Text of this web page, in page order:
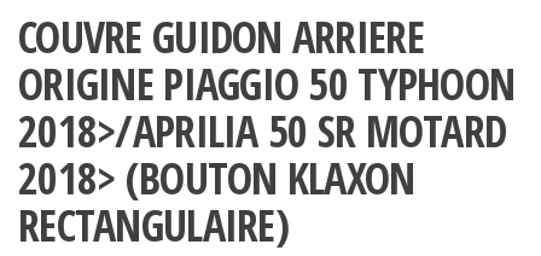
prix
initial
était :
14,86 €.
prix
actuel
est :
9,00 €.
COUVRE GUIDON ARRIERE
ORIGINE PIAGGIO 50 TYPHOON
2018>/APRILIA 50 SR MOTARD
2018> (BOUTON KLAXON
RECTANGULAIRE)